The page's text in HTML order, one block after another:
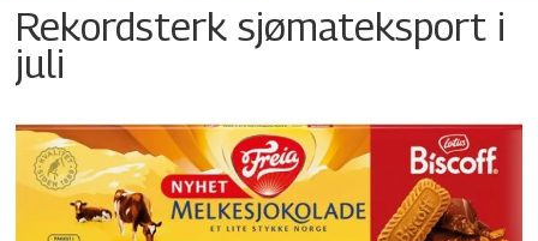
Rekordsterk sjømateksport i
juli